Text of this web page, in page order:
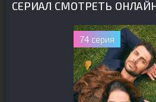
СЕРИАЛ СМОТРЕТЬ ОНЛАЙН
74 серия